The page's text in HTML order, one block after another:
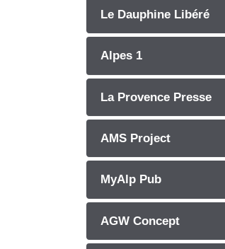
Le Dauphine Libéré
Alpes 1
La Provence Presse
AMS Project
MyAlp Pub
AGW Concept